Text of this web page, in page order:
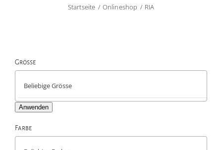
Startseite Onlineshop RIA
Grösse
Anwenden
Farbe